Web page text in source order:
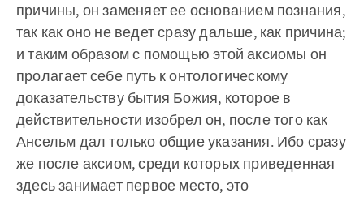
причины, он заменяет ее основанием познания,
так как оно не ведет сразу дальше, как причина;
и таким образом с помощью этой аксиомы он
пролагает себе путь к онтологическому
доказательству бытия Божия, которое в
действительности изобрел он, после того как
Ансельм дал только общие указания. Ибо сразу
же после аксиом, среди которых приведенная
здесь занимает первое место, это